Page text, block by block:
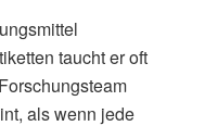
taucht er oft
als wenn jede